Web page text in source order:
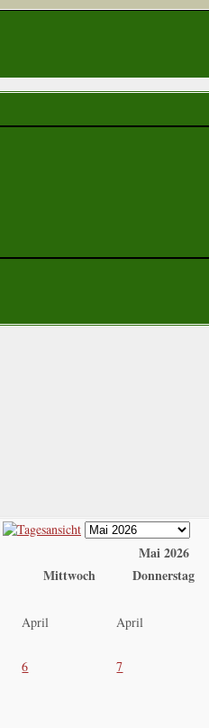
Mai 2026
Mittwoch Donnerstag
April April
6 7